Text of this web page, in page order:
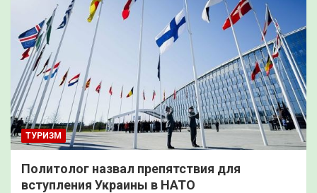
ТУРИЗМ
Политолог назвал препятствия для
вступления Украины в НАТО